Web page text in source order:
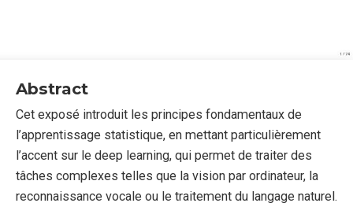
Abstract
Cet exposé introduit les principes fondamentaux de
l’apprentissage statistique, en mettant particulièrement
l’accent sur le deep learning, qui permet de traiter des
tâches complexes telles que la vision par ordinateur, la
reconnaissance vocale ou le traitement du langage naturel.